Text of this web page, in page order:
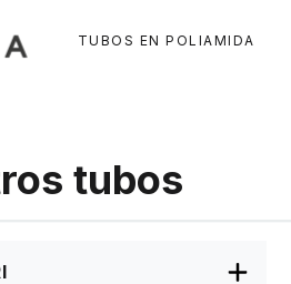
TUBOS EN POLIAMIDA
tubos